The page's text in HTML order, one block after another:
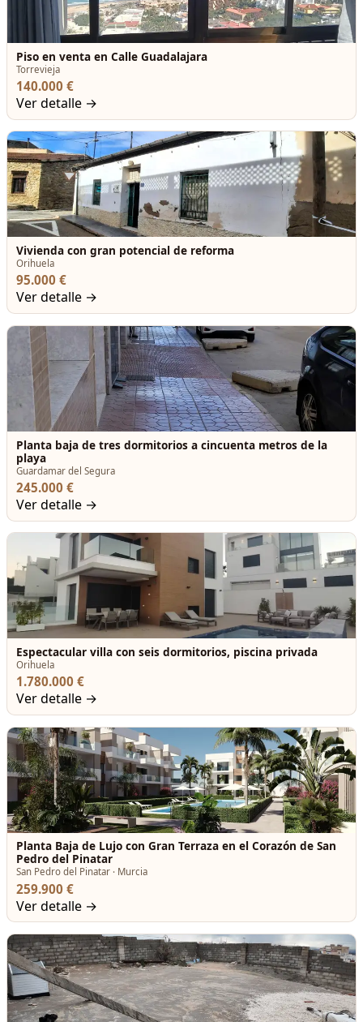
Piso en venta en Calle Guadalajara
Torrevieja
140.000 €
Ver detalle →
Vivienda con gran potencial de reforma
Orihuela
95.000 €
Ver detalle →
Planta baja de tres dormitorios a cincuenta metros de la
playa
Guardamar del Segura
245.000 €
Ver detalle →
Espectacular villa con seis dormitorios, piscina privada
Orihuela
1.780.000 €
Ver detalle →
Planta Baja de Lujo con Gran Terraza en el Corazón de San
Pedro del Pinatar
San Pedro del Pinatar · Murcia
259.900 €
Ver detalle →